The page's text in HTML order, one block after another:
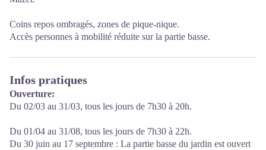
Coins repos ombragés, zones de pique-nique.
Accès personnes à mobilité réduite sur la partie basse.
Infos pratiques
Ouverture:
Du 02/03 au 31/03, tous les jours de 7h30 à 20h.
Du 01/04 au 31/08, tous les jours de 7h30 à 22h.
Du 30 juin au 17 septembre : La partie basse du jardin est ouvert